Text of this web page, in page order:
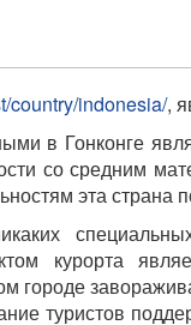
country/indonesia/,
в Гонконге
со средним
эта страна
курорта
городе
туристов